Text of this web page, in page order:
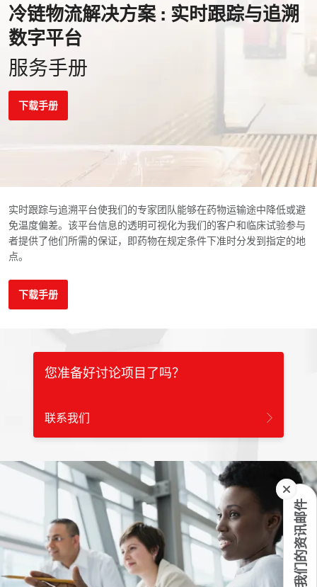
订阅我们的资讯邮件
冷链物流解决方案 : 实时跟踪与追溯
数字平台
服务手册
下载手册
实时跟踪与追溯平台使我们的专家团队能够在药物运输途中降低或避
免温度偏差。该平台信息的透明可视化为我们的客户和临床试验参与
者提供了他们所需的保证，即药物在规定条件下准时分发到指定的地
点。
下载手册
您准备好讨论项目了吗？
联系我们